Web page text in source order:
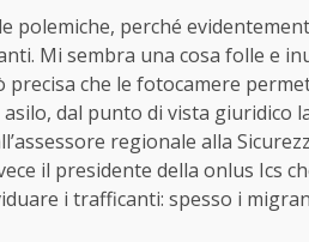
polemiche, perché
Mi sembra una cosa folle e
che le fotocamere
dal punto di vista giuridico
regionale alla
il presidente della onlus Ics
i trafficanti: spesso i